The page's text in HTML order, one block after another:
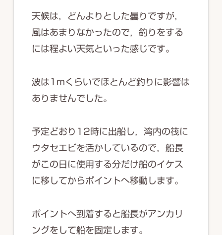
天候は，どんよりとした曇りですが，
風はあまりなかったので，釣りをする
には程よい天気といった感じです。
波は1mくらいでほとんど釣りに影響は
ありませんでした。
予定どおり12時に出船し，湾内の筏に
ウタセエビを活かしているので，船長
がこの日に使用する分だけ船のイケス
に移してからポイントへ移動します。
ポイントへ到着すると船長がアンカリ
ングをして船を固定します。